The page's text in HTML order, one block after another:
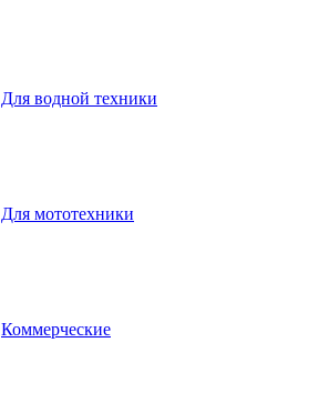
Для водной техники
Для мототехники
Коммерческие